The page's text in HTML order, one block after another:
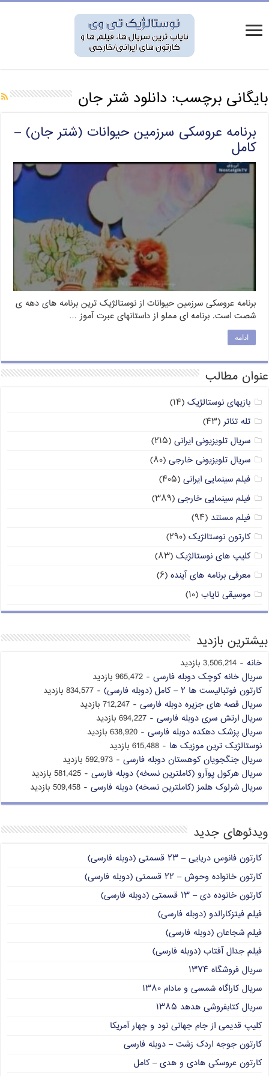
بایگانی برچسب: دانلود شتر جان
برنامه عروسکی سرزمین حیوانات (شتر جان) –
کامل
برنامه عروسکی سرزمین حیوانات از نوستالژیک ترین برنامه های دهه ی
شصت است. برنامه ای مملو از داستانهای عبرت آموز …
ادامه
عنوان مطالب
بازیهای نوستالژیک (۱۴)
تله تئاتر (۴۳)
سریال تلویزیونی ایرانی (۲۱۵)
سریال تلویزیونی خارجی (۸۰)
فیلم سینمایی ایرانی (۴۰۵)
فیلم سینمایی خارجی (۳۸۹)
فیلم مستند (۹۴)
کارتون نوستالژیک (۲۹۰)
کلیپ های نوستالژیک (۸۳)
معرفی برنامه های آینده (۶)
موسیقی نایاب (۱۰)
بیشترین بازدید
خانه - 3,506,214 بازدید
سریال خانه کوچک دوبله فارسی - 965,472 بازدید
کارتون فوتبالیست ها ۲ – کامل (دوبله فارسی)
- 834,577 بازدید
سریال قصه های جزیره دوبله فارسی - 712,247 بازدید
سریال ارتش سری دوبله فارسی - 694,227 بازدید
سریال پزشک دهکده دوبله فارسی - 638,920 بازدید
نوستالژیک ترین موزیک ها - 615,488 بازدید
سریال جنگجویان کوهستان دوبله فارسی - 592,973 بازدید
سریال هرکول پوآرو (کاملترین نسخه) دوبله فارسی - 581,425 بازدید
سریال شرلوک هلمز (کاملترین نسخه) دوبله فارسی - 509,458 بازدید
ویدئوهای جدید
کارتون فانوس دریایی – ۲۳ قسمتی (دوبله فارسی)
کارتون خانواده وحوش – ۲۲ قسمتی (دوبله فارسی)
کارتون خانوده دی – ۱۳ قسمتی (دوبله فارسی)
فیلم فیتزکارالدو (دوبله فارسی)
فیلم شجاعان (دوبله فارسی)
فیلم جدال آفتاب (دوبله فارسی)
سریال فروشگاه ۱۳۷۴
سریال کاراگاه شمسی و مادام ۱۳۸۰
سریال کتابفروشی هدهد ۱۳۸۵
کلیپ قدیمی از جام جهانی نود و چهار آمریکا
کارتون جوجه اردک زشت – دوبله فارسی
کارتون عروسکی هادی و هدی – کامل